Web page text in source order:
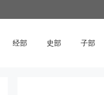
经部 史部 子部